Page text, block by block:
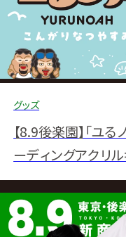
ン
グ・
ノ
ア
公
グッズ
【8.9後楽園】「ユ
ーディングアクリ
らに通販限定で特
発売決定！